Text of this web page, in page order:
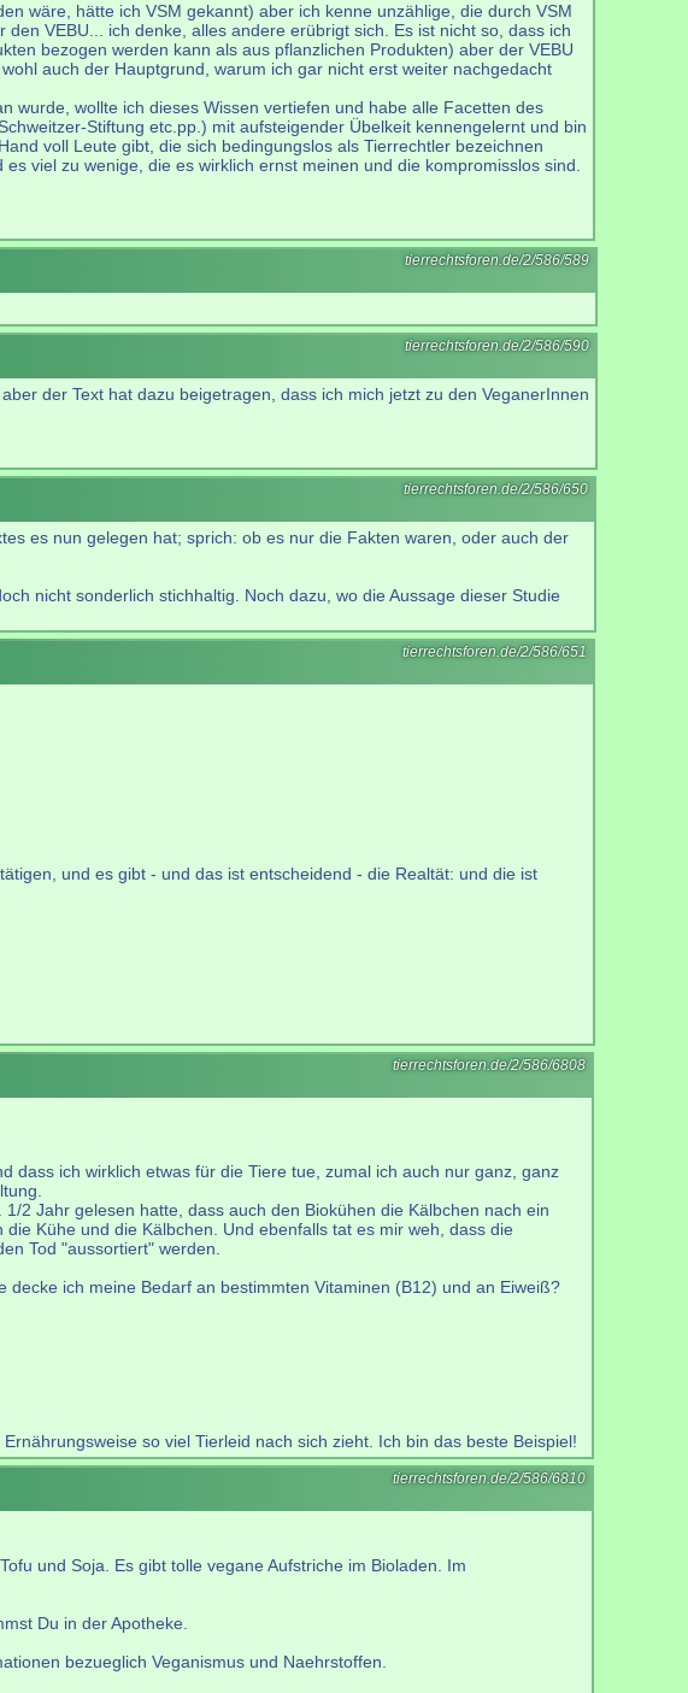
wäre, hätte ich VSM gekannt) aber ich kenne unzählige, die durch VSM
VEBU... ich denke, alles andere erübrigt sich. Es ist nicht so, dass ich
bezogen werden kann als aus pflanzlichen Produkten) aber der VEBU
auch der Hauptgrund, warum ich gar nicht erst weiter nachgedacht
wurde, wollte ich dieses Wissen vertiefen und habe alle Facetten des
Stiftung etc.pp.) mit aufsteigender Übelkeit kennengelernt und bin
voll Leute gibt, die sich bedingungslos als Tierrechtler bezeichnen
viel zu wenige, die es wirklich ernst meinen und die kompromisslos sind.
tierrechtsforen.de/2/586/589
tierrechtsforen.de/2/586/590
der Text hat dazu beigetragen, dass ich mich jetzt zu den VeganerInnen
tierrechtsforen.de/2/586/650
es nun gelegen hat; sprich: ob es nur die Fakten waren, oder auch der
nicht sonderlich stichhaltig. Noch dazu, wo die Aussage dieser Studie
tierrechtsforen.de/2/586/651
und es gibt - und das ist entscheidend - die Realtät: und die ist
tierrechtsforen.de/2/586/6808
dass ich wirklich etwas für die Tiere tue, zumal ich auch nur ganz, ganz
2 Jahr gelesen hatte, dass auch den Biokühen die Kälbchen nach ein
Kühe und die Kälbchen. Und ebenfalls tat es mir weh, dass die
Tod "aussortiert" werden.
ich meine Bedarf an bestimmten Vitaminen (B12) und an Eiweiß?
so viel Tierleid nach sich zieht. Ich bin das beste Beispiel!
tierrechtsforen.de/2/586/6810
und Soja. Es gibt tolle vegane Aufstriche im Bioladen. Im
Du in der Apotheke.
bezueglich Veganismus und Naehrstoffen.